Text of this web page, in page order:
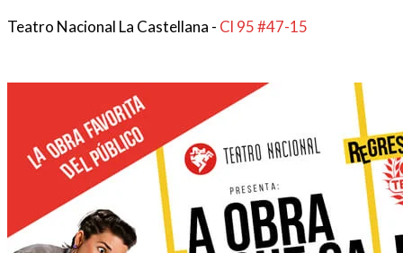
Teatro Nacional La Castellana - Cl 95 #47-15